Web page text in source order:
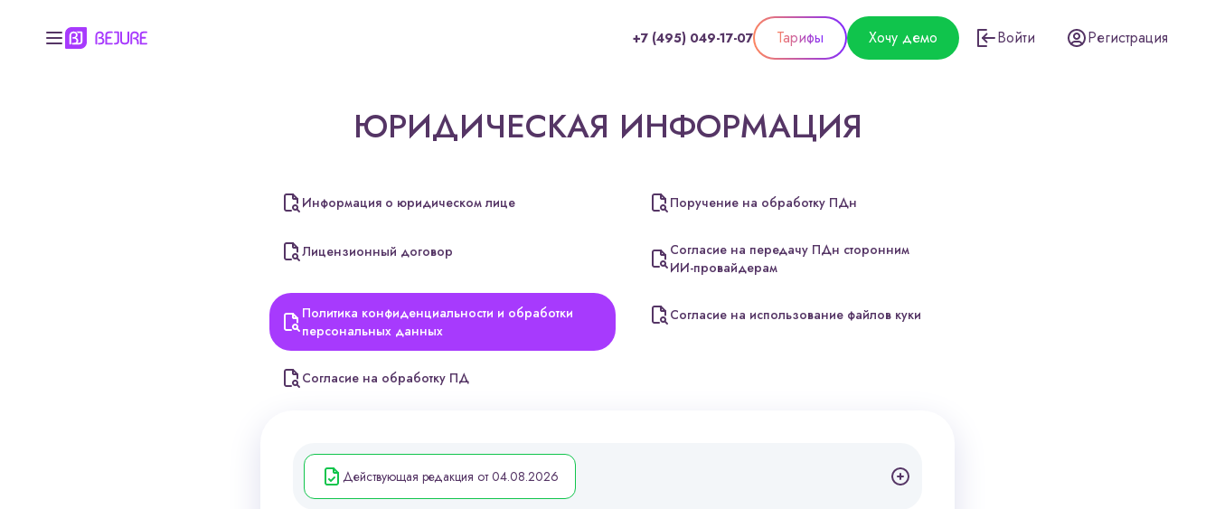
+7 (495) 049-17-07 Тарифы Хочу демо Войти Регистрация
ЮРИДИЧЕСКАЯ ИНФОРМАЦИЯ
Информация о юридическом лице
Лицензионный договор
Политика конфиденциальности и обработки
персональных данных
Согласие на обработку ПД
Поручение на обработку ПДн
Согласие на передачу ПДн сторонним
ИИ-провайдерам
Согласие на использование файлов куки
Действующая редакция от 04.08.2026